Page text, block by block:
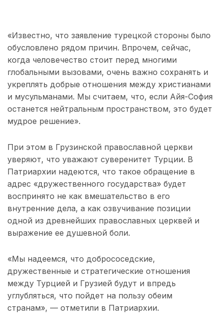
«Известно, что заявление турецкой стороны было
обусловлено рядом причин. Впрочем, сейчас,
когда человечество стоит перед многими
глобальными вызовами, очень важно сохранять и
укреплять добрые отношения между христианами
и мусульманами. Мы считаем, что, если Айя-София
останется нейтральным пространством, это будет
мудрое решение».
При этом в Грузинской православной церкви
уверяют, что уважают суверенитет Турции. В
Патриархии надеются, что такое обращение в
адрес «дружественного государства» будет
воспринято не как вмешательство в его
внутренние дела, а как озвучивание позиции
одной из древнейших православных церквей и
выражение ее душевной боли.
«Мы надеемся, что добрососедские,
дружественные и стратегические отношения
между Турцией и Грузией будут и впредь
углубляться, что пойдет на пользу обеим
странам», — отметили в Патриархии.